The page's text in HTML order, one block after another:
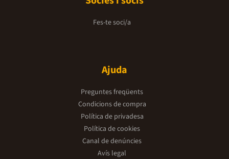
Fes-te soci/a
Ajuda
Preguntes freqüents
Condicions de compra
Política de privadesa
Política de cookies
Canal de denúncies
Avís legal